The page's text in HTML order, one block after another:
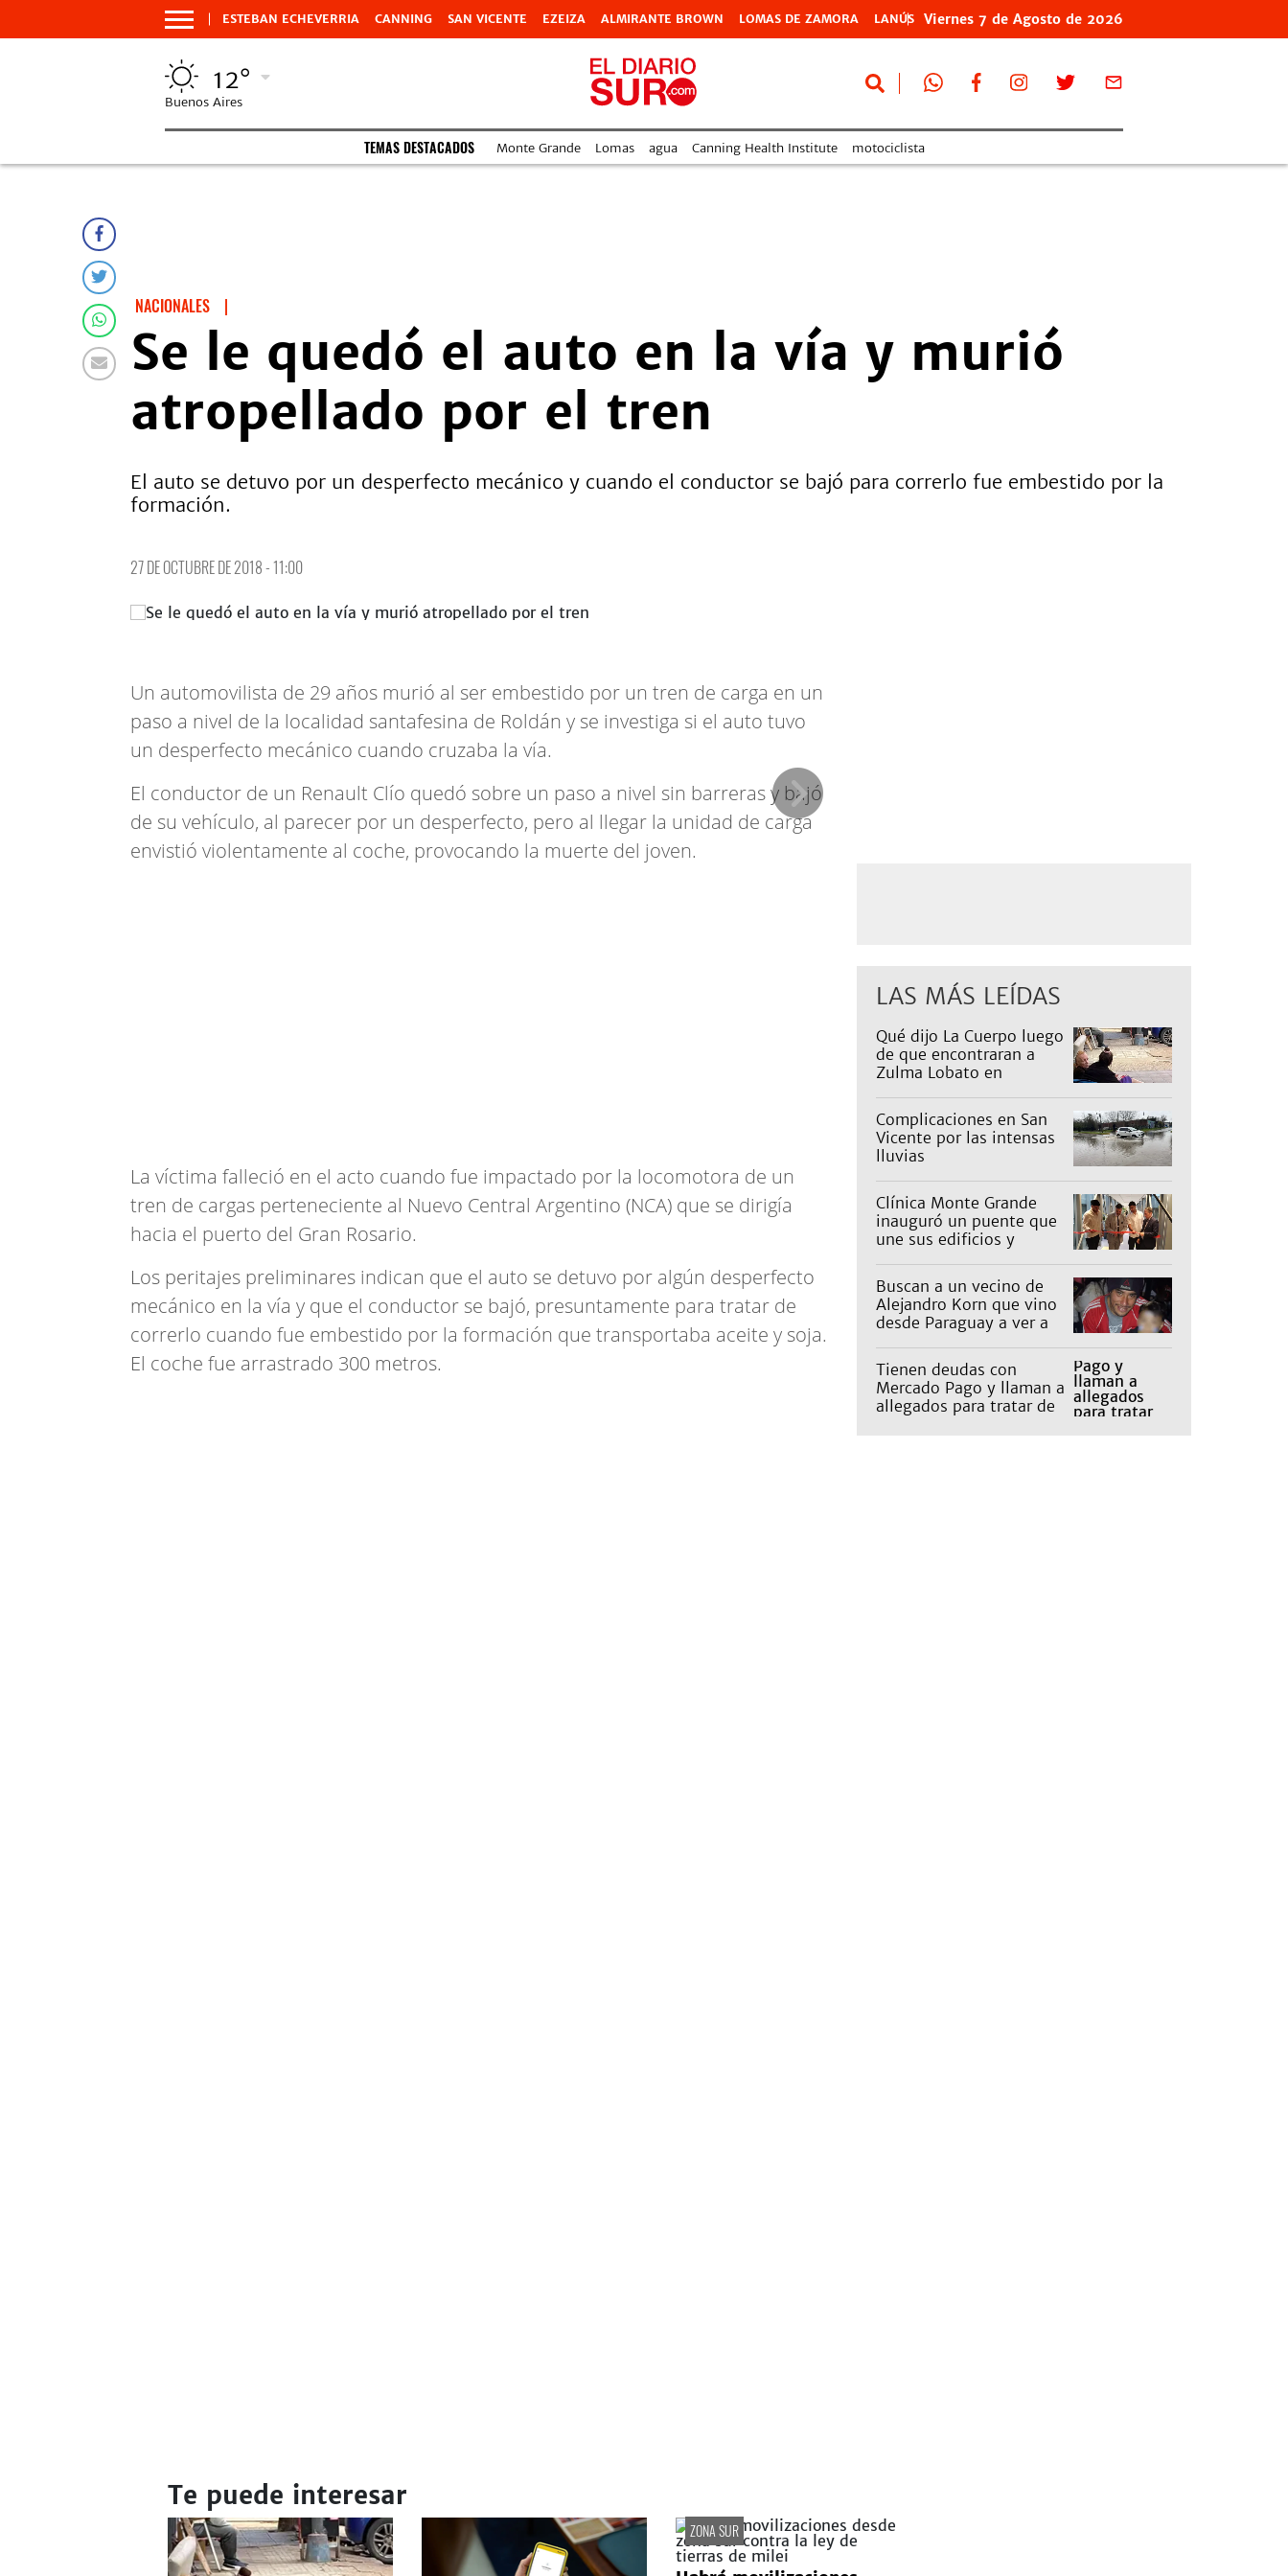
ESTEBAN ECHEVERRIA CANNING SAN VICENTE EZEIZA ALMIRANTE BROWN LOMAS DE ZAMORA LANÚS Viernes 7 de Agosto de 2026
12°
Buenos Aires
TEMAS DESTACADOS Monte Grande Lomas agua Canning Health Institute motociclista
NACIONALES |
Se le quedó el auto en la vía y murió
atropellado por el tren
El auto se detuvo por un desperfecto mecánico y cuando el conductor se bajó para correrlo fue embestido por la
formación.
27 DE OCTUBRE DE 2018 - 11:00
Un automovilista de 29 años murió al ser embestido por un tren de carga en un
paso a nivel de la localidad santafesina de Roldán y se investiga si el auto tuvo
un desperfecto mecánico cuando cruzaba la vía.
El conductor de un Renault Clío quedó sobre un paso a nivel sin barreras y bajó
de su vehículo, al parecer por un desperfecto, pero al llegar la unidad de carga
envistió violentamente al coche, provocando la muerte del joven.
La víctima falleció en el acto cuando fue impactado por la locomotora de un
tren de cargas perteneciente al Nuevo Central Argentino (NCA) que se dirigía
hacia el puerto del Gran Rosario.
Los peritajes preliminares indican que el auto se detuvo por algún desperfecto
mecánico en la vía y que el conductor se bajó, presuntamente para tratar de
correrlo cuando fue embestido por la formación que transportaba aceite y soja.
El coche fue arrastrado 300 metros.
LAS MÁS LEÍDAS
Qué dijo La Cuerpo luego
de que encontraran a
Zulma Lobato en
Complicaciones en San
Vicente por las intensas
lluvias
Clínica Monte Grande
inauguró un puente que
une sus edificios y
Buscan a un vecino de
Alejandro Korn que vino
desde Paraguay a ver a
Tienen deudas con
Mercado Pago y llaman a
allegados para tratar de
Te puede interesar
ZONA SUR